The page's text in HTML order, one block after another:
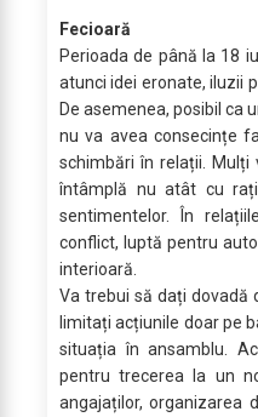
Fecioară
Perioada de până la 18
atunci idei eronate, iluzii
De asemenea, posibil ca
nu va avea consecințe
schimbări în relații. Mulți
întâmplă nu atât cu
sentimentelor. În
conflict, luptă pentru
interioară.
Va trebui să dați dovadă
limitați acțiunile doar pe
situația în ansamblu.
pentru trecerea la un
angajaților, organizarea